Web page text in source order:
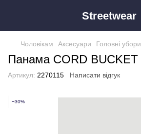
Streetwear
Чоловікам Аксесуари Головні убори
Панама CORD BUCKET
Артикул: 2270115 Написати відгук
−30%